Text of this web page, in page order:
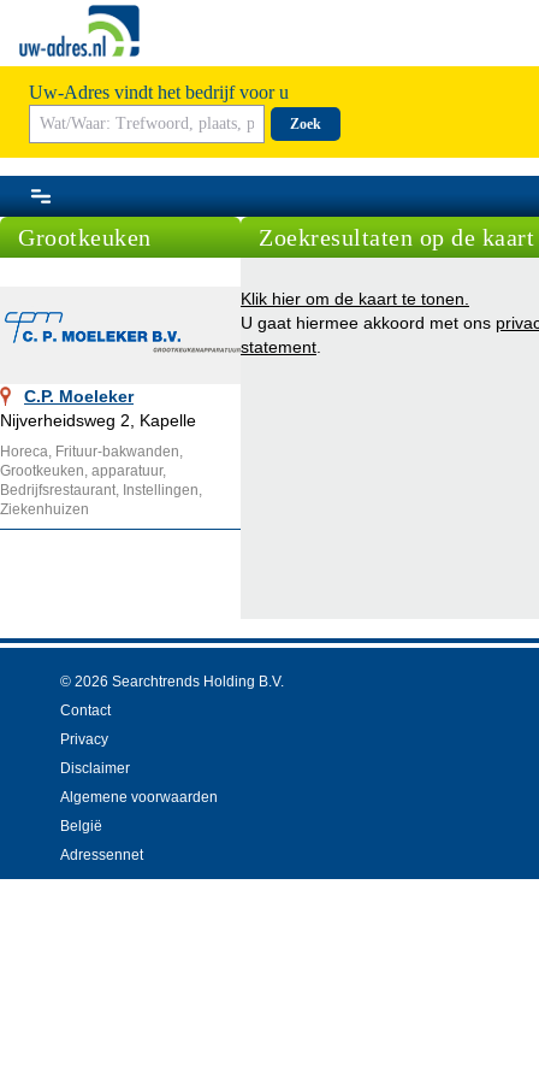
Uw-Adres vindt het bedrijf voor u
Zoek
Grootkeuken
C.P. Moeleker
Nijverheidsweg 2, Kapelle
Horeca, Frituur-bakwanden,
Grootkeuken, apparatuur,
Bedrijfsrestaurant, Instellingen,
Ziekenhuizen
Zoekresultaten op de kaart
Klik hier om de kaart te tonen.
U gaat hiermee akkoord met ons
statement
© 2026 Searchtrends Holding B.V.
Contact
Privacy
Disclaimer
Algemene voorwaarden
België
Adressennet